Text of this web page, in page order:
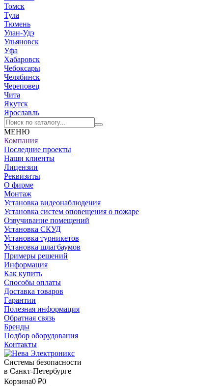
Томск
Тула
Тюмень
Улан-Удэ
Ульяновск
Уфа
Хабаровск
Чебоксары
Челябинск
Череповец
Чита
Якутск
Ярославль
МЕНЮ
Компания
Последние проекты
Наши клиенты
Лицензии
Реквизиты
О фирме
Монтаж
Установка видеонаблюдения
Установка систем оповещения о пожаре
Озвучивание помещений
Установка СКУД
Установка турникетов
Установка шлагбаумов
Примеры решений
Информация
Как купить
Способы оплаты
Доставка товаров
Гарантии
Полезная информация
Обратная связь
Бренды
Подбор оборудования
Контакты
Системы безопасности
в Санкт-Петербурге
Корзина0 ₽0